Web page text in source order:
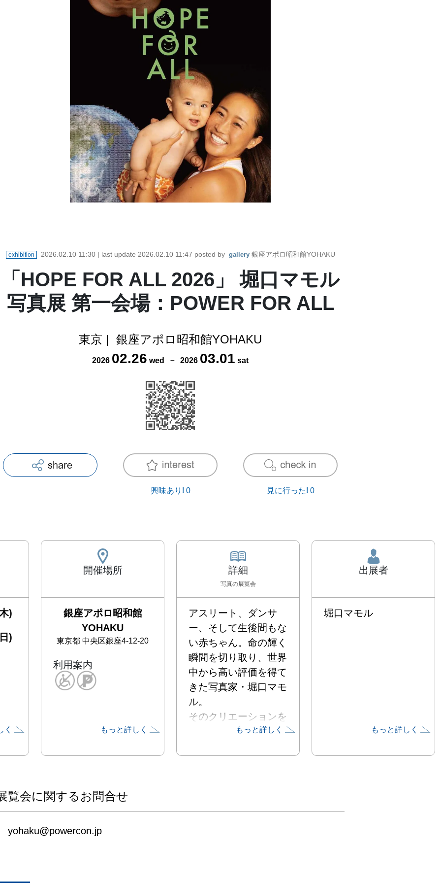
exhibition 2026.02.10 11:30| last update 2026.02.10 11:47 posted by gallery 銀座アポロ昭和館YOHAKU
「HOPE FOR ALL 2026」 堀口マモル
写真展 第一会場：POWER FOR ALL
東京 | 銀座アポロ昭和館YOHAKU
2026 02.26 wed － 2026 03.01 sat
興味あり! 0 見に行った! 0
)
)
く
開催場所
銀座アポロ昭和館
YOHAKU
東京都 中央区銀座4-12-20
利用案内
もっと詳しく
詳細
写真の展覧会
アスリート、ダンサ
ー、そして生後間もな
い赤ちゃん。命の輝く
瞬間を切り取り、世界
中から高い評価を得て
きた写真家・堀口マモ
ル。
そのクリエーションを
通じて、未来に希望の
もっと詳しく
出展者
堀口マモル
もっと詳しく
覧会に関するお問合せ
yohaku@powercon.jp